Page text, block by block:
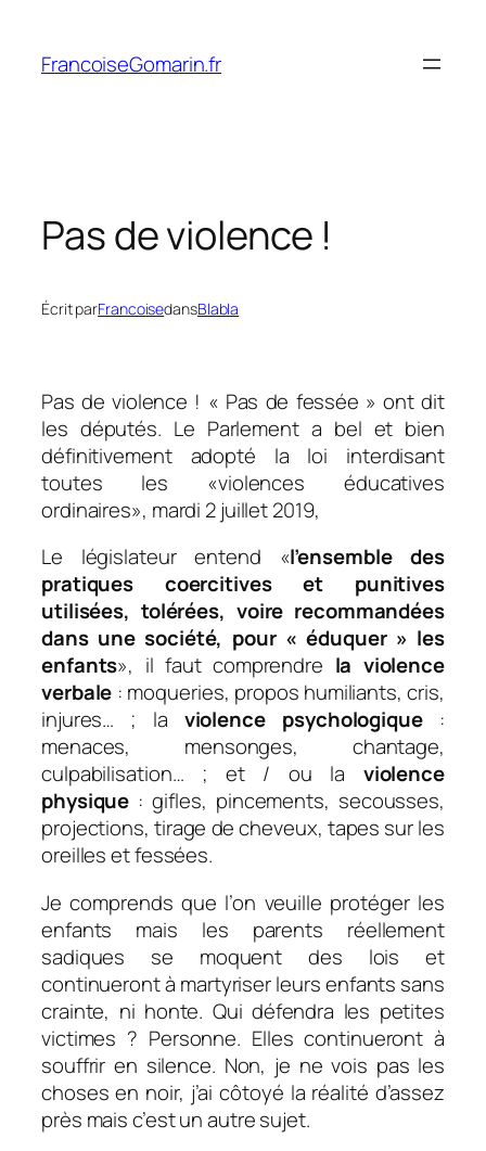
contenu
FrancoiseGomarin.fr
Pas de violence !
Écrit parFrancoisedansBlabla
Pas de violence ! « Pas de fessée » ont dit
les députés. Le Parlement a bel et bien
définitivement adopté la loi interdisant
toutes les «violences éducatives
ordinaires», mardi 2 juillet 2019,
Le législateur entend «l’ensemble des
pratiques coercitives et punitives
utilisées, tolérées, voire recommandées
dans une société, pour « éduquer » les
enfants», il faut comprendre la violence
verbale : moqueries, propos humiliants, cris,
injures… ; la violence psychologique:
menaces, mensonges, chantage,
culpabilisation… ; et / ou la violence
physique : gifles, pincements, secousses,
projections, tirage de cheveux, tapes sur les
oreilles et fessées.
Je comprends que l’on veuille protéger les
enfants mais les parents réellement
sadiques se moquent des lois et
continueront à martyriser leurs enfants sans
crainte, ni honte. Qui défendra les petites
victimes ? Personne. Elles continueront à
souffrir en silence. Non, je ne vois pas les
choses en noir, j’ai côtoyé la réalité d’assez
près mais c’est un autre sujet.